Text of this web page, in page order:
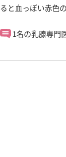
ると血っぽい赤色
1名の乳腺専門